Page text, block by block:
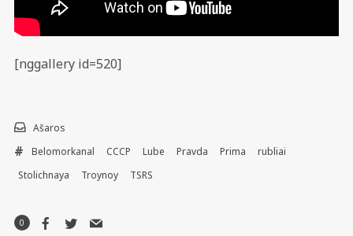
[nggallery id=520]
Ašaros
Belomorkanal
CCCP Lube Pravda Prima
rubliai
Stolichnaya
Troynoy TSRS
0